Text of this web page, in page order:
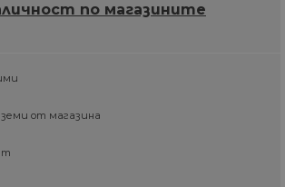
по магазините
от магазина